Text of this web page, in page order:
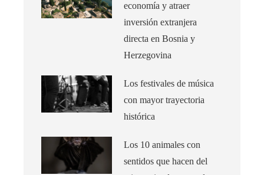
economía y atraer
inversión extranjera
directa en Bosnia y
Herzegovina
Los festivales de música
con mayor trayectoria
histórica
Los 10 animales con
sentidos que hacen del